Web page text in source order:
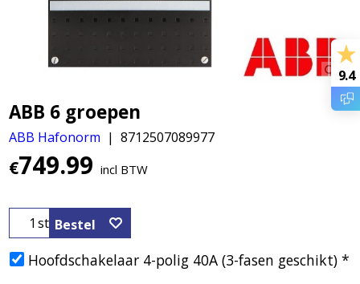
ABB 6 groepen
ABB Hafonorm 8712507089977
€749.99 incl BTW
st Bestel
Hoofdschakelaar 4-polig 40A (3-fasen geschikt) *
9.4